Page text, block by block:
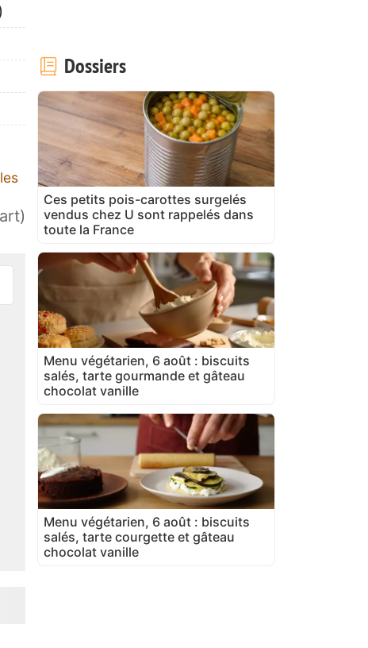
Dossiers
Ces petits pois-carottes surgelés
vendus chez U sont rappelés dans
toute la France
Menu végétarien, 6 août : biscuits
salés, tarte gourmande et gâteau
chocolat vanille
Menu végétarien, 6 août : biscuits
salés, tarte courgette et gâteau
chocolat vanille